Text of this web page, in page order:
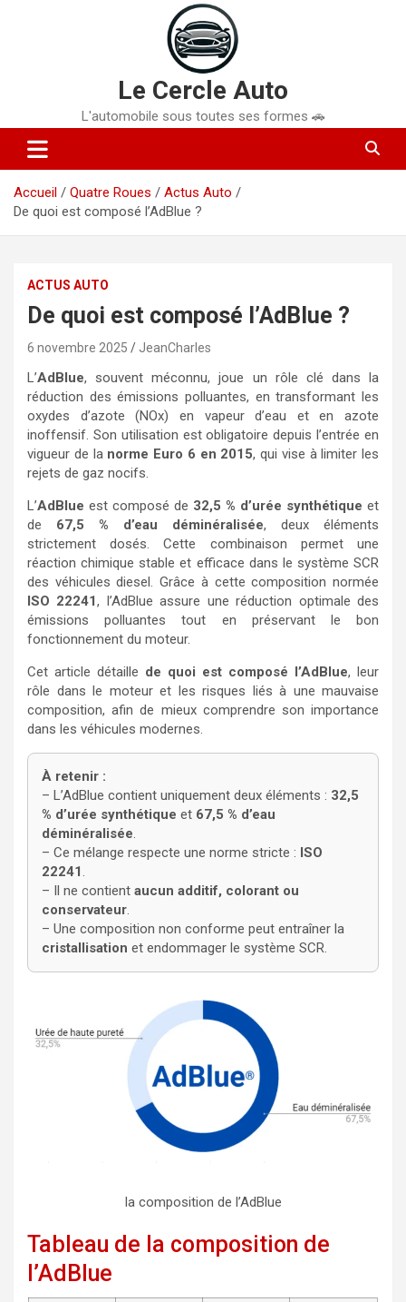
Le Cercle Auto
L'automobile sous toutes ses formes 🚗
Accueil Quatre Roues
Actus Auto
De quoi est composé l’AdBlue ?
ACTUS AUTO
De quoi est composé l’AdBlue ?
6 novembre 2025 JeanCharles
L’AdBlue, souvent méconnu, joue un rôle clé dans la
réduction des émissions polluantes, en transformant les
oxydes d’azote (NOx) en vapeur d’eau et en azote
inoffensif. Son utilisation est obligatoire depuis l’entrée en
vigueur de la norme Euro 6 en 2015, qui vise à limiter les
rejets de gaz nocifs.
L’AdBlue est composé de 32,5 % d’urée synthétique et
de 67,5 % d’eau déminéralisée, deux éléments
strictement dosés. Cette combinaison permet une
réaction chimique stable et efficace dans le système SCR
des véhicules diesel. Grâce à cette composition normée
ISO 22241, l’AdBlue assure une réduction optimale des
émissions polluantes tout en préservant le bon
fonctionnement du moteur.
Cet article détaille de quoi est composé l’AdBlue, leur
rôle dans le moteur et les risques liés à une mauvaise
composition, afin de mieux comprendre son importance
dans les véhicules modernes.
À retenir :
– L’AdBlue contient uniquement deux éléments : 32,5
% d’urée synthétique et 67,5 % d’eau
déminéralisée.
– Ce mélange respecte une norme stricte : ISO
22241.
– Il ne contient aucun additif, colorant ou
conservateur.
– Une composition non conforme peut entraîner la
cristallisation et endommager le système SCR.
la composition de l’AdBlue
Tableau de la composition de
l’AdBlue